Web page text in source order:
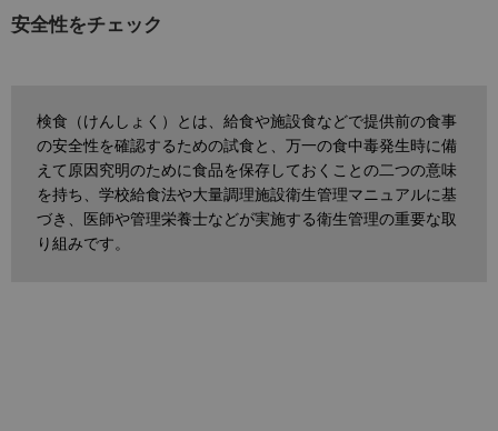
安全性をチェック
検食（けんしょく）とは、給食や施設食などで提供前の食事
の安全性を確認するための試食と、万一の食中毒発生時に備
えて原因究明のために食品を保存しておくことの二つの意味
を持ち、学校給食法や大量調理施設衛生管理マニュアルに基
づき、医師や管理栄養士などが実施する衛生管理の重要な取
り組みです。